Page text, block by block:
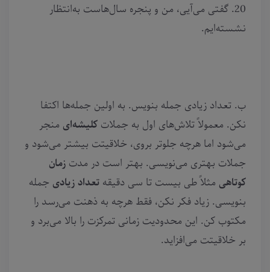
20. گفتی می‌آیی، من و پنجره سال‌هاست به‌انتظار
نشسته‌ایم.
ب. تعداد زیادی جمله بنویس. به اولین جمله‌ها اکتفا
نکن. معمولاً تلاش‌های اول به جملات کلیشه‌ای منجر
می‌شود اما هرچه جلوتر بروی، خلاقیتت بیشتر می‌شود و
جملات بهتری می‌نویسی. بهتر است در مدت زمان
کوتاهی مثلاً طی بیست تا سی دقیقه تعداد زیادی جمله
بنویسی. زیاد فکر نکن، فقط هرچه به ذهنت می‌رسد را
مکتوب کن. این محدودیت زمانی تمرکزت را بالا می‌برد و
بر خلاقیتت می‌افزاید.